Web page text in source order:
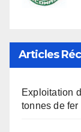
Articles
Exploitation
tonnes de fer